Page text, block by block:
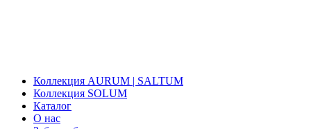
Коллекция AURUM | SALTUM
Коллекция SOLUM
Каталог
О нас